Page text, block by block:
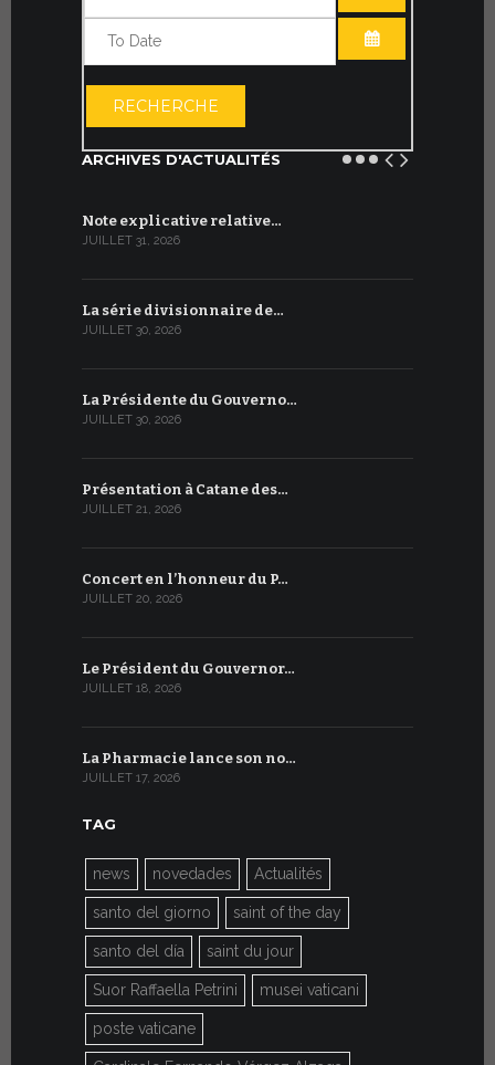
OUVRIR LE
RECHERCHE
ARCHIVES D'ACTUALITÉS
Note explicative relative…
JUILLET 31, 2026
La série divisionnaire de…
JUILLET 30, 2026
La Présidente du Gouverno…
JUILLET 30, 2026
Présentation à Catane des…
JUILLET 21, 2026
Concert en l’honneur du P…
JUILLET 20, 2026
Le Président du Gouvernor…
JUILLET 18, 2026
La Pharmacie lance son no…
JUILLET 17, 2026
TAG
news novedades Actualités
santo del giorno saint of the day
santo del día saint du jour
Suor Raffaella Petrini musei vaticani
poste vaticane